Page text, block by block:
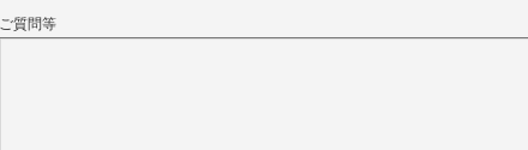
ご質問等